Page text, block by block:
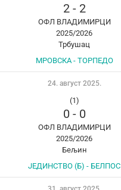
2- 2
ОФЛ ВЛАДИМИРЦИ
2025/2026
Трбушац
МРОВСКА - ТОРПЕДО
24. август 2025.
(1)
0 - 0
ОФЛ ВЛАДИМИРЦИ
2025/2026
Бељин
ЈЕДИНСТВО (Б) - БЕЛПОС